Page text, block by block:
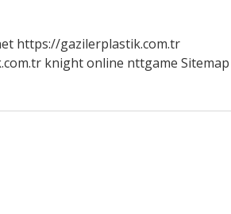
https://gazilerplastik.com.tr
knight online nttgame Sitemap